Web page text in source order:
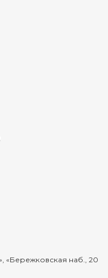
Бережковская наб., 20